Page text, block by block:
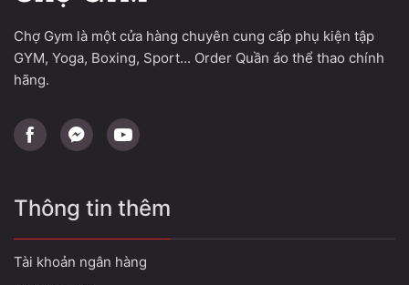
Chợ Gym là một cửa hàng chuyên cung cấp phụ kiện tập
GYM, Yoga, Boxing, Sport... Order Quần áo thể thao chính
hãng.
Thông tin thêm
Tài khoản ngân hàng